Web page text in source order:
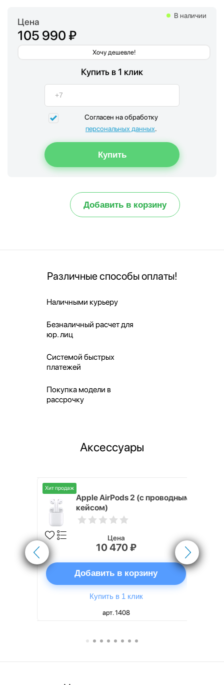
Цена
105 990 ₽
Хочу дешевле!
В наличии
Купить в 1 клик
Согласен на обработку
персональных данных.
Добавить в корзину
Различные способы оплаты!
Наличными курьеру
Безналичный расчет для
юр. лиц
Системой быстрых
платежей
Покупка модели в
рассрочку
Аксессуары
Хит продаж
Apple AirPods 2 (с проводным
кейсом)
Цена
10 470 ₽
Добавить в корзину
Купить в 1 клик
арт. 1408